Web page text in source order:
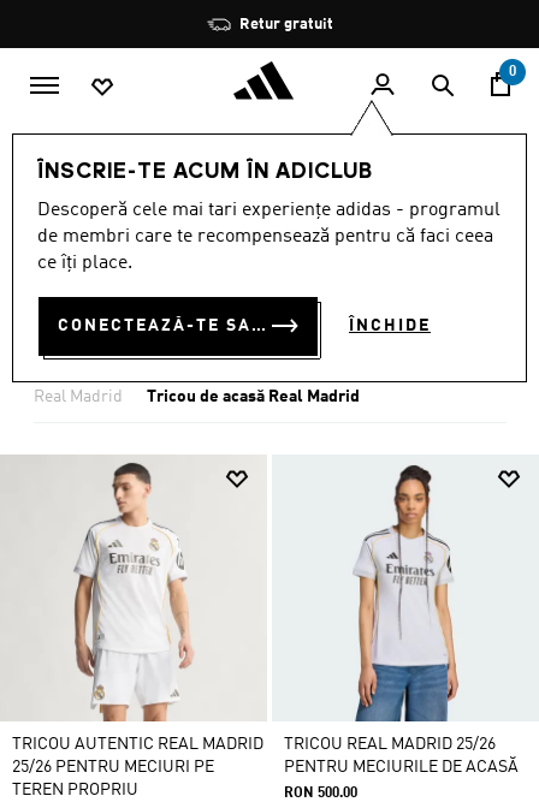
Oprește
rotația
Reduceri de până la 30%
0
ÎNSCRIE-TE ACUM ÎN ADICLUB
Descoperă cele mai tari experiențe adidas - programul
de membri care te recompensează pentru că faci ceea
ce îți place.
CONECTEAZĂ-TE SAU ÎNSCRIE-TE ACUM ÎNCHIDE
ECHIPE Real Madrid Tricou de acasă Real Madrid
TRICOU DE ACASĂ REAL
MADRID
Filtrează Imagini Mari
Real Madrid Tricou de acasă Real Madrid
TRICOU AUTENTIC REAL MADRID
25/26 PENTRU MECIURI PE
TEREN PROPRIU
TRICOU REAL MADRID 25/26
PENTRU MECIURILE DE ACASĂ
RON 500.00